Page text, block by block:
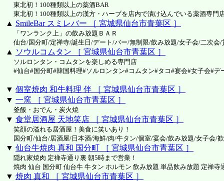
東北初！100種類以上の薬酒BAR
東北初！100種類以上の漢方・ハーブを店内で漬け込んでいる薬酒専門
▲ SmileBar スミレバー ［ 宮城県仙台市青葉区 ］
「ワンランク上」の飲み放題ＢＡＲ
仙台/国分町/定禅寺/誕生日/デート/バー/無制限/飲み放題/女子会/二次会/
▲ ソウルコムタン ［ 宮城県仙台市青葉区 ］
ソルロンタン・コムタンを楽しめる専門店
#仙台#国分町#韓国料理#ソルロンタン#コムタン#タコ#宴会#女子会#デ
▼ 個室焼肉 和牛料理 伴 ［ 宮城県仙台市青葉区 ］
▼ 一窯 ［ 宮城県仙台市青葉区 ］
釜飯・おでん・炭火焼
▼ 食堂居酒屋 天地笑店 ［ 宮城県仙台市青葉区 ］
笑顔の溢れる居酒屋！美食に笑いあり！
国分町/仙台/居酒屋/日本酒/海鮮/肉/牛タン/個室/宴会/飲み放題/女子会/
▼ 仙台牛焼肉 真和 国分町 ［ 宮城県仙台市青葉区 ］
隠れ家焼肉 定禅寺通り裏 朝5時まで営業！
焼肉 仙台 国分町 仙台牛 牛タン ホルモン 飲み放題 単品飲み放題 定禅寺
▼ 焼肉 真和 ［ 宮城県仙台市青葉区 ］